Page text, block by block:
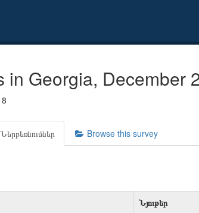
in Georgia, December
Ներբեռնումներ Browse this survey
Նյութեր